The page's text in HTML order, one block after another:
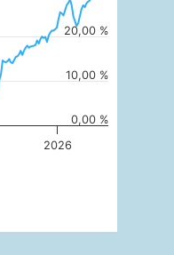
2026
0,00 %
10,00 %
20,00 %